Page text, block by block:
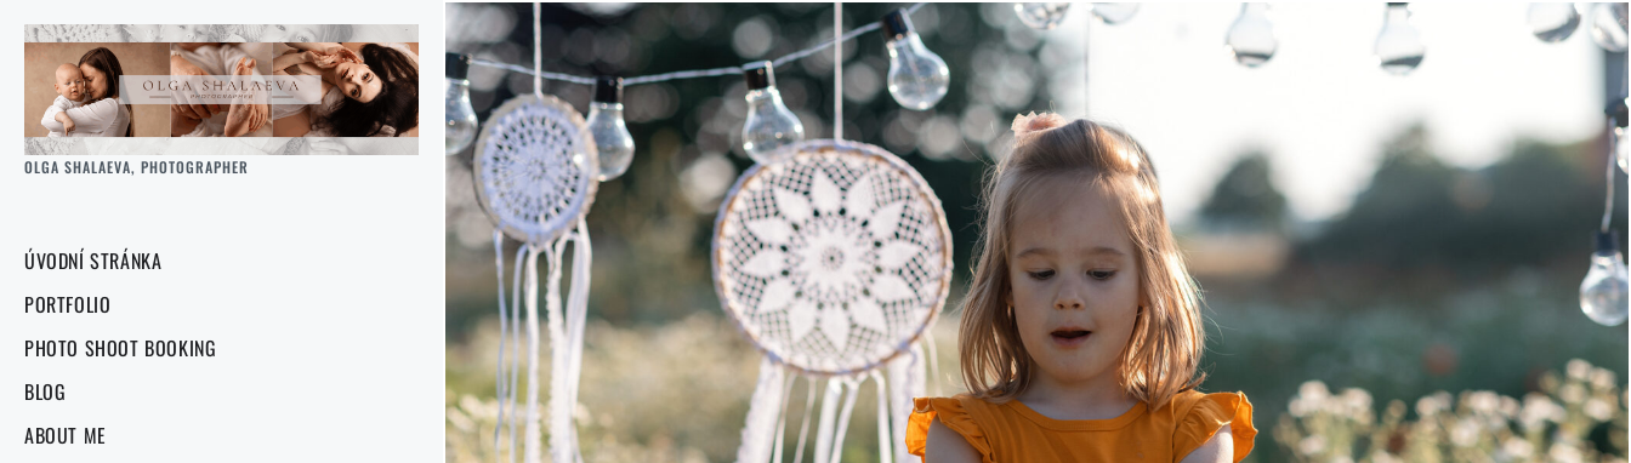
OLGA SHALAEVA, PHOTOGRAPHER
ÚVODNÍ STRÁNKA
PORTFOLIO
PHOTO SHOOT BOOKING
BLOG
ABOUT ME